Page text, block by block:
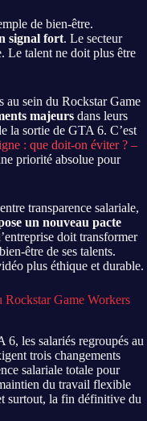
de bien-être.
signal fort. Le secteur
Le talent ne doit plus être
au sein du Rockstar Game
majeurs dans leurs
la sortie de GTA 6. C’est
: que doit-on éviter ? –
priorité absolue pour
transparence salariale,
un nouveau pacte
doit transformer
être de ses talents.
plus éthique et durable.
Rockstar Game Workers
les salariés regroupés au
trois changements
salariale totale pour
du travail flexible
surtout, la fin définitive du